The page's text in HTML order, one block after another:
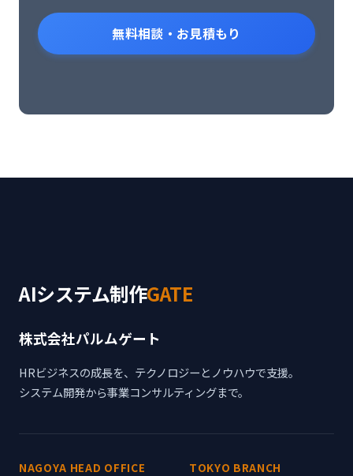
無料相談・お見積もり
AIシステム制作GATE
株式会社パルムゲート
HRビジネスの成長を、テクノロジーとノウハウで支援。
システム開発から事業コンサルティングまで。
NAGOYA HEAD OFFICE
TOKYO BRANCH